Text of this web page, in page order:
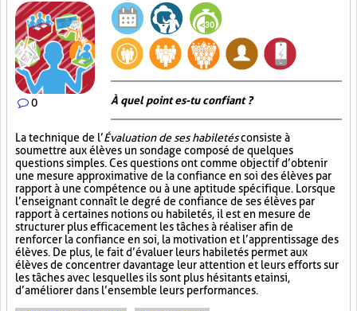
0 À quel point es-tu confiant ?
La technique de l’Évaluation de ses habiletésconsiste à
soumettre aux élèves un sondage composé de quelques
questions simples. Ces questions ont comme objectif d’obtenir
une mesure approximative de la confiance en soi des élèves par
rapport à une compétence ou à une aptitude spécifique. Lorsque
l’enseignant connaît le degré de confiance de ses élèves par
rapport à certaines notions ou habiletés, il est en mesure de
structurer plus efficacement les tâches à réaliser afin de
renforcer la confiance en soi, la motivation et l’apprentissage des
élèves. De plus, le fait d’évaluer leurs habiletés permet aux
élèves de concentrer davantage leur attention et leurs efforts sur
les tâches avec lesquelles ils sont plus hésitants et ainsi,
d’améliorer dans l’ensemble leurs performances.